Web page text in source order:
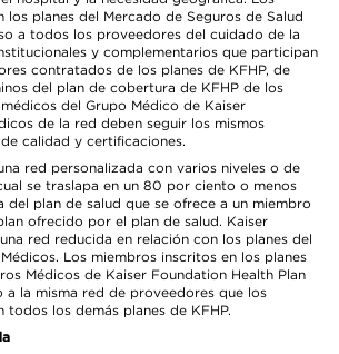
los planes del Mercado de Seguros de Salud
a todos los proveedores del cuidado de la
y complementarios que participan
contratados de los planes de KFHP, de
del plan de cobertura de KFHP de los
del Grupo Médico de Kaiser
de la red deben seguir los mismos
calidad y certificaciones.
red personalizada con varios niveles o de
se traslapa en un 80 por ciento o menos
del plan de salud que se ofrece a un miembro
ofrecido por el plan de salud. Kaiser
red reducida en relación con los planes del
Los miembros inscritos en los planes
Médicos de Kaiser Foundation Health Plan
a la misma red de proveedores que los
todos los demás planes de KFHP.